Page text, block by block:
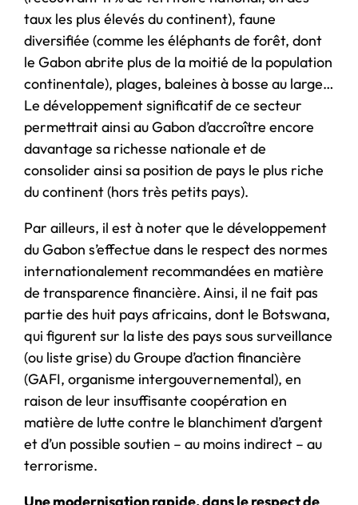
taux les plus élevés du continent), faune
diversifiée (comme les éléphants de forêt, dont
le Gabon abrite plus de la moitié de la population
continentale), plages, baleines à bosse au large…
Le développement significatif de ce secteur
permettrait ainsi au Gabon d’accroître encore
davantage sa richesse nationale et de
consolider ainsi sa position de pays le plus riche
du continent (hors très petits pays).
Par ailleurs, il est à noter que le développement
du Gabon s’effectue dans le respect des normes
internationalement recommandées en matière
de transparence financière. Ainsi, il ne fait pas
partie des huit pays africains, dont le Botswana,
qui figurent sur la liste des pays sous surveillance
(ou liste grise) du Groupe d’action financière
(GAFI, organisme intergouvernemental), en
raison de leur insuffisante coopération en
matière de lutte contre le blanchiment d’argent
et d’un possible soutien – au moins indirect – au
terrorisme.
Une modernisation rapide, dans le respect de